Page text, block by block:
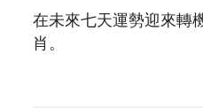
在未來七天運勢迎來轉
肖。